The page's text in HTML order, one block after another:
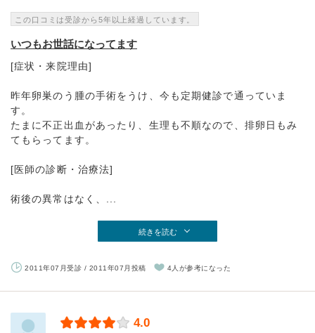
この口コミは受診から5年以上経過しています。
いつもお世話になってます
[症状・来院理由]
昨年卵巣のう腫の手術をうけ、今も定期健診で通っていま
す。
たまに不正出血があったり、生理も不順なので、排卵日もみ
てもらってます。
[医師の診断・治療法]
術後の異常はなく、...
続きを読む
2011年07月受診 / 2011年07月投稿 4人が参考になった
4.0